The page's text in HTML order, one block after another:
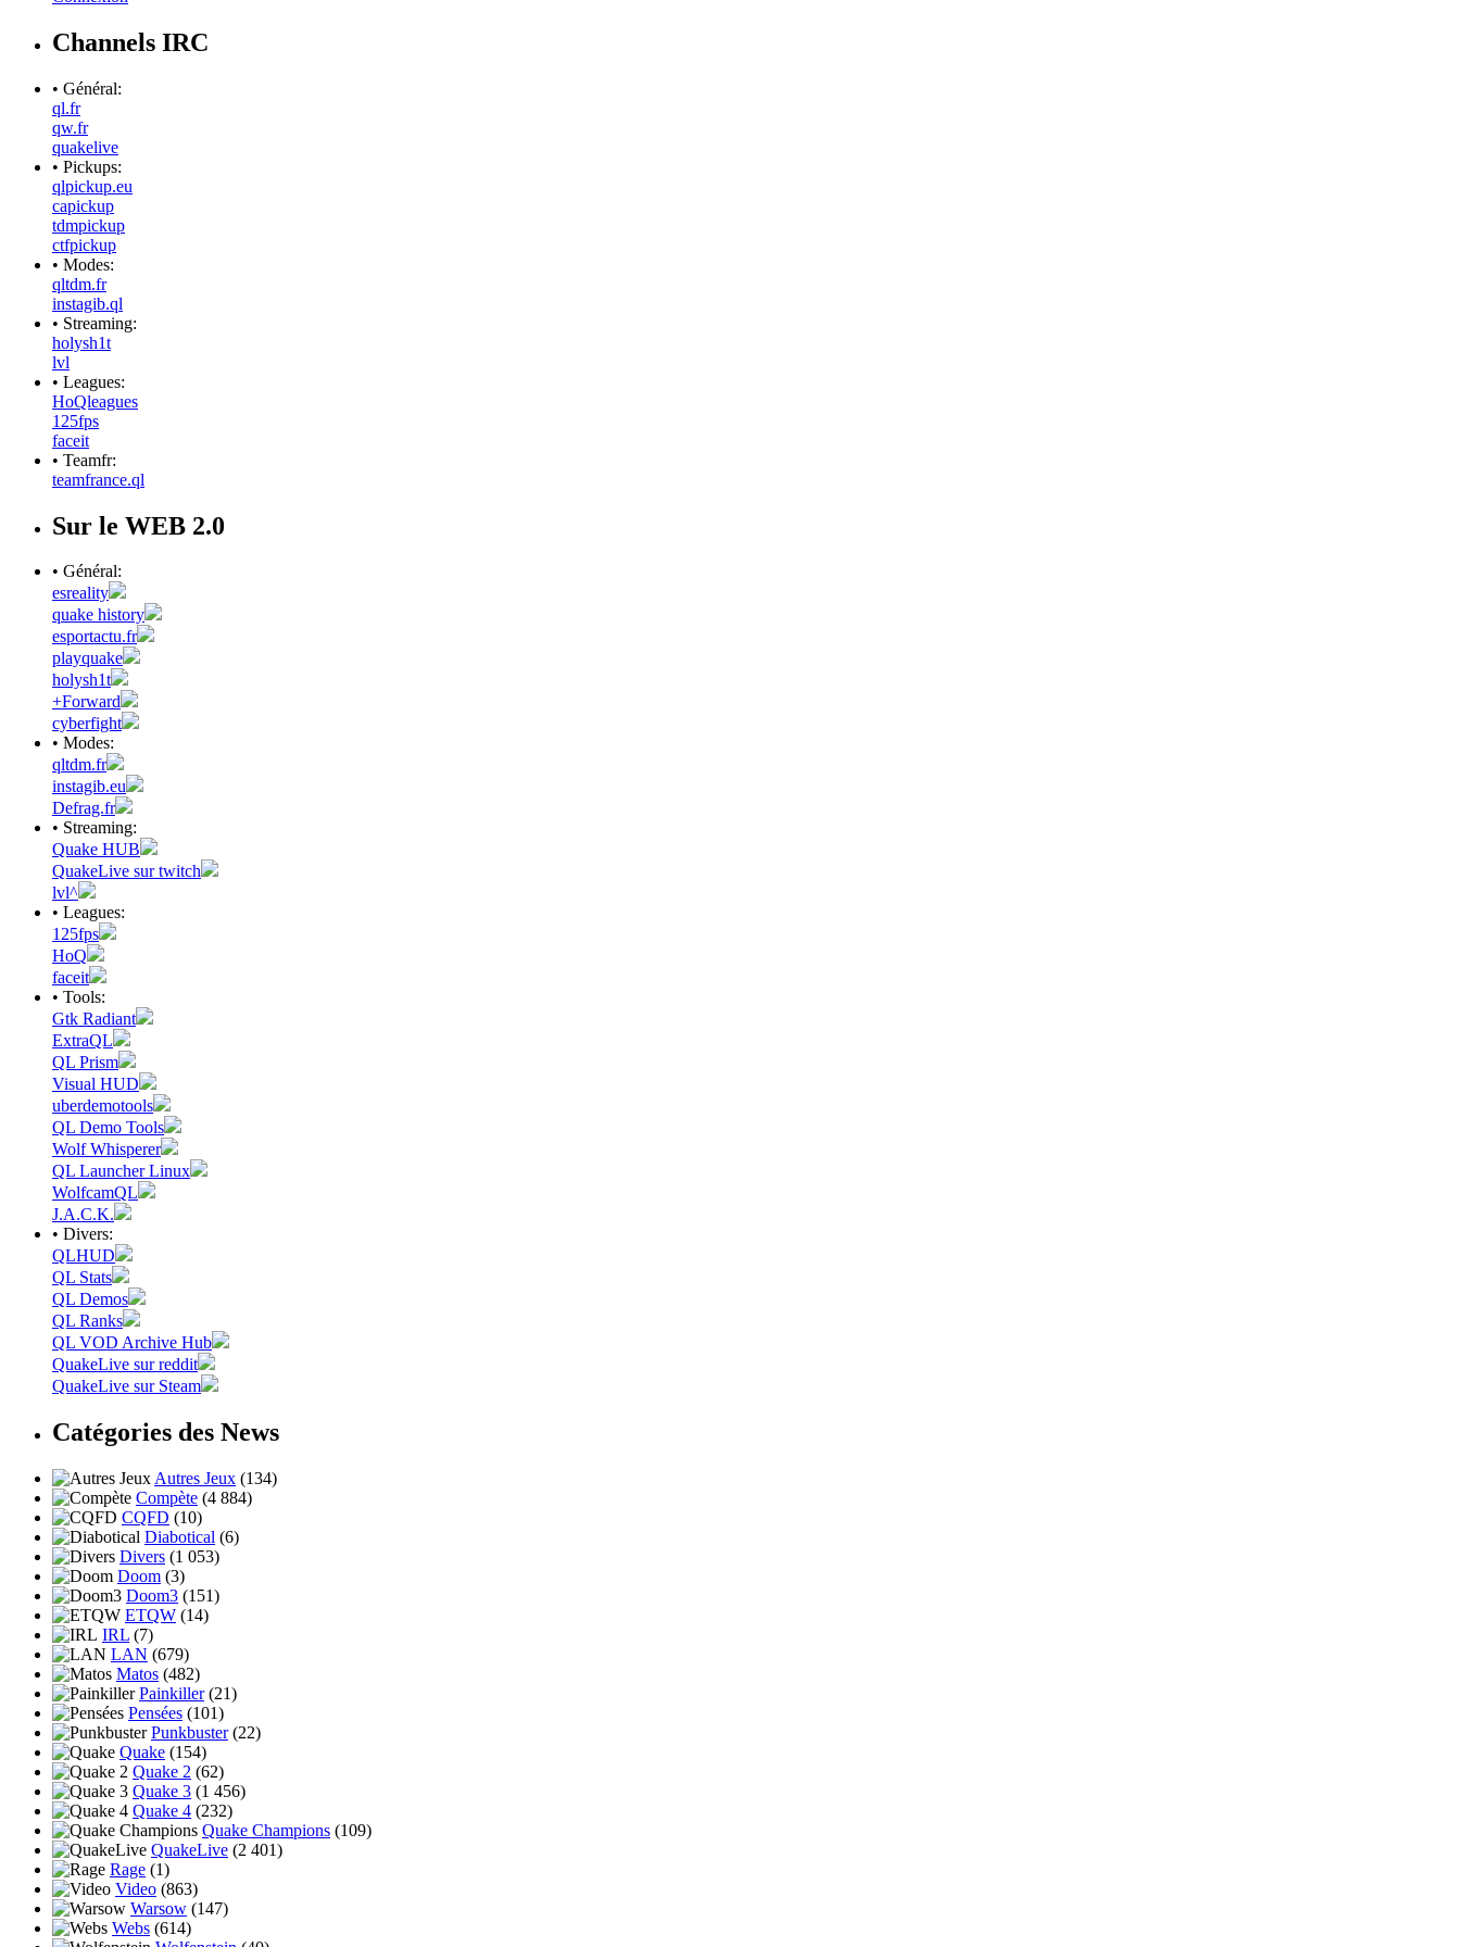
Channels IRC
• Général:
ql.fr
qw.fr
quakelive
• Pickups:
qlpickup.eu
capickup
tdmpickup
ctfpickup
• Modes:
qltdm.fr
instagib.ql
• Streaming:
holysh1t
lvl
• Leagues:
HoQleagues
125fps
faceit
• Teamfr:
teamfrance.ql
Sur le WEB 2.0
• Général:
esreality
quake history
esportactu.fr
playquake
holysh1t
+Forward
cyberfight
• Modes:
qltdm.fr
instagib.eu
Defrag.fr
• Streaming:
Quake HUB
QuakeLive sur twitch
lvl^
• Leagues:
125fps
HoQ
faceit
• Tools:
Gtk Radiant
ExtraQL
QL Prism
Visual HUD
uberdemotools
QL Demo Tools
Wolf Whisperer
QL Launcher Linux
WolfcamQL
J.A.C.K.
• Divers:
QLHUD
QL Stats
QL Demos
QL Ranks
QL VOD Archive Hub
QuakeLive sur reddit
QuakeLive sur Steam
Catégories des News
Autres Jeux (134)
Compète (4 884)
CQFD (10)
Diabotical (6)
Divers (1 053)
Doom (3)
Doom3 (151)
ETQW (14)
IRL (7)
LAN (679)
Matos (482)
Painkiller(21)
Pensées (101)
Punkbuster(22)
Quake (154)
Quake 2 (62)
Quake 3 (1 456)
Quake 4 (232)
Quake Champions (109)
QuakeLive (2 401)
Rage (1)
Video (863)
Warsow (147)
Webs (614)